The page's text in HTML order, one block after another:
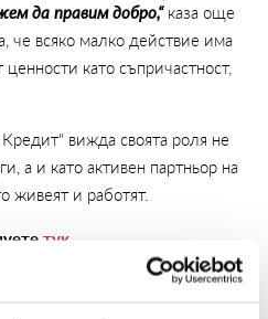
да правим добро,“каза още
че всяко малко действие има
като съпричастност,
вижда своята роля не
а и като активен партньор на
живеят и работят.
тук